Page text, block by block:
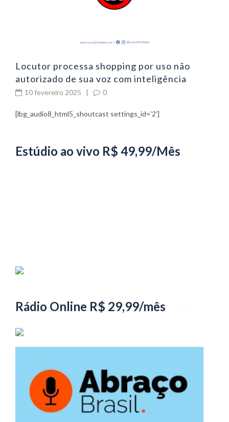
Locutor processa shopping por uso não
autorizado de sua voz com inteligência
artificial
10 fevereiro 2025 | 0
[lbg_audio8_html5_shoutcast settings_id='2']
Estúdio ao vivo R$ 49,99/Mês
Rádio Online R$ 29,99/mês